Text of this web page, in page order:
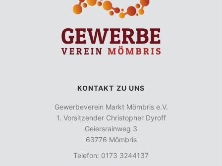
KONTAKT ZU UNS
Gewerbeverein Markt Mömbris e.V.
1. Vorsitzender Christopher Dyroff
Geiersrainweg 3
63776 Mömbris
Telefon: 0173 3244137